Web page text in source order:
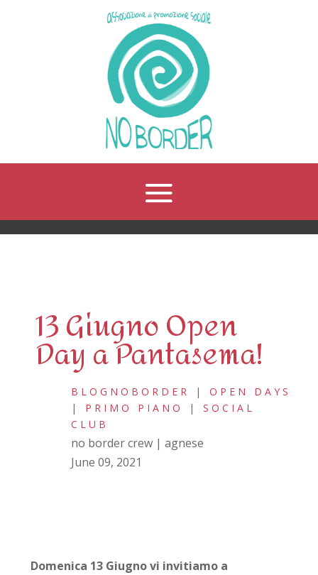
13 Giugno Open
Day a Pantasema!
BLOGNOBORDER | OPEN DAYS
| PRIMO PIANO | SOCIAL
CLUB
no border crew | agnese
June 09, 2021
Domenica 13 Giugno vi invitiamo a